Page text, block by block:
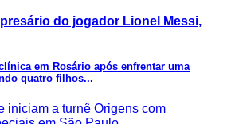
do jogador Lionel Messi,
em Rosário após enfrentar uma
quatro filhos...